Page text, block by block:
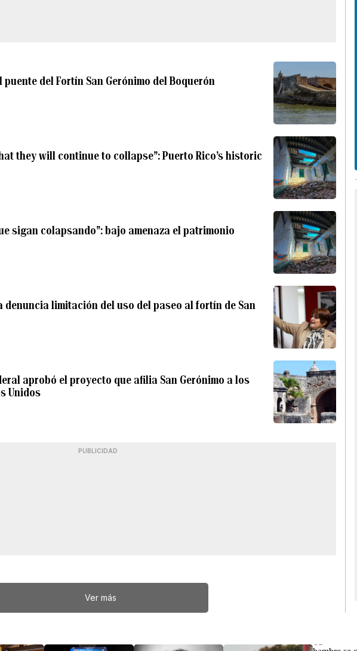
del Fortín San Gerónimo del Boquerón
they will continue to collapse”: Puerto Rico’s historic
sigan colapsando”: bajo amenaza el patrimonio
denuncia limitación del uso del paseo al fortín de San
aprobó el proyecto que afilia San Gerónimo a los
Unidos
PUBLICIDAD
Ver más